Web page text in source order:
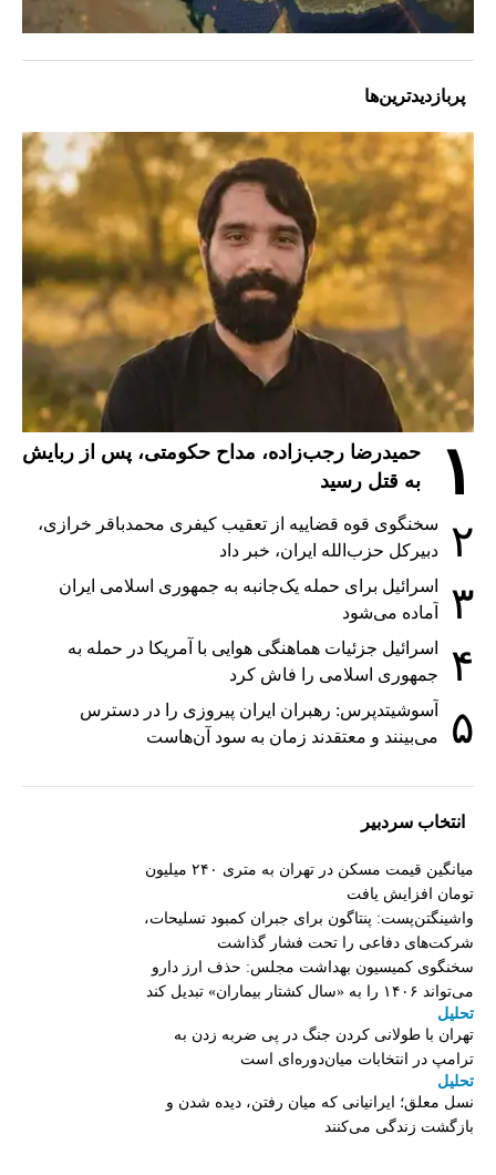
پربازدیدترین‌ها
۱
حمیدرضا رجب‌زاده، مداح حکومتی، پس از ربایش
به قتل رسید
۲
سخنگوی قوه قضاییه از تعقیب کیفری محمدباقر خرازی،
دبیر‌کل حزب‌الله ایران، خبر داد
۳
اسرائیل برای حمله یک‌جانبه به جمهوری اسلامی ایران
آماده می‌شود
۴
اسرائیل جزئیات هماهنگی هوایی با آمریکا در حمله به
جمهوری اسلامی را فاش کرد
۵
آسوشیتدپرس: رهبران ایران پیروزی را در دسترس
می‌بینند و معتقدند زمان به سود آن‌هاست
انتخاب سردبیر
میانگین قیمت مسکن در تهران به متری ۲۴۰ میلیون
تومان افزایش یافت
واشینگتن‌پست: پنتاگون برای جبران کمبود تسلیحات،
شرکت‌های دفاعی را تحت فشار گذاشت
سخنگوی کمیسیون بهداشت مجلس: حذف ارز دارو
می‌تواند ۱۴۰۶ را به «سال کشتار بیماران» تبدیل کند
تحلیل
تهران با طولانی کردن جنگ در پی ضربه زدن به
ترامپ در انتخابات میان‌دوره‌ای است
تحلیل
نسل معلق؛ ایرانیانی که میان رفتن، دیده شدن و
بازگشت زندگی می‌کنند